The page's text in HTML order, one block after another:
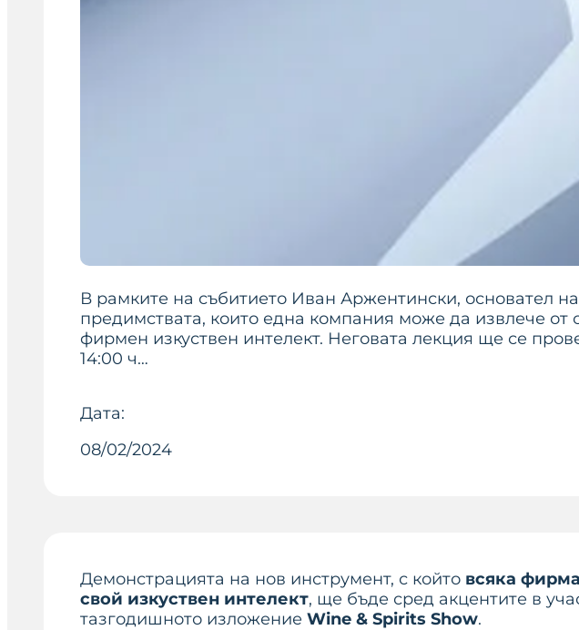
В рамките на събитието Иван Аржентински, основател
предимствата, които една компания може да извлече от
фирмен изкуствен интелект. Неговата лекция ще се
14:00 ч…
Дата:
08/02/2024
Демонстрацията на нов инструмент, с който всяка
свой изкуствен интелект, ще бъде сред акцентите в
тазгодишното изложение Wine & Spirits Show.